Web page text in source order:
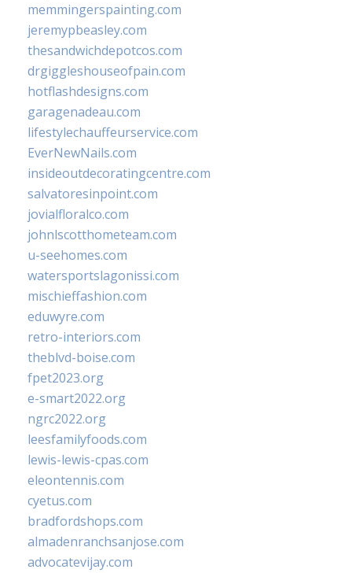
memmingerspainting.com
jeremypbeasley.com
thesandwichdepotcos.com
drgiggleshouseofpain.com
hotflashdesigns.com
garagenadeau.com
lifestylechauffeurservice.com
EverNewNails.com
insideoutdecoratingcentre.com
salvatoresinpoint.com
jovialfloralco.com
johnlscotthometeam.com
u-seehomes.com
watersportslagonissi.com
mischieffashion.com
eduwyre.com
retro-interiors.com
theblvd-boise.com
fpet2023.org
e-smart2022.org
ngrc2022.org
leesfamilyfoods.com
lewis-lewis-cpas.com
eleontennis.com
cyetus.com
bradfordshops.com
almadenranchsanjose.com
advocatevijay.com